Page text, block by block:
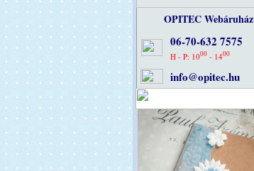
OPITEC Webáruház
06-70-632 7575
H - P: 1000- 1400
info@opitec.hu